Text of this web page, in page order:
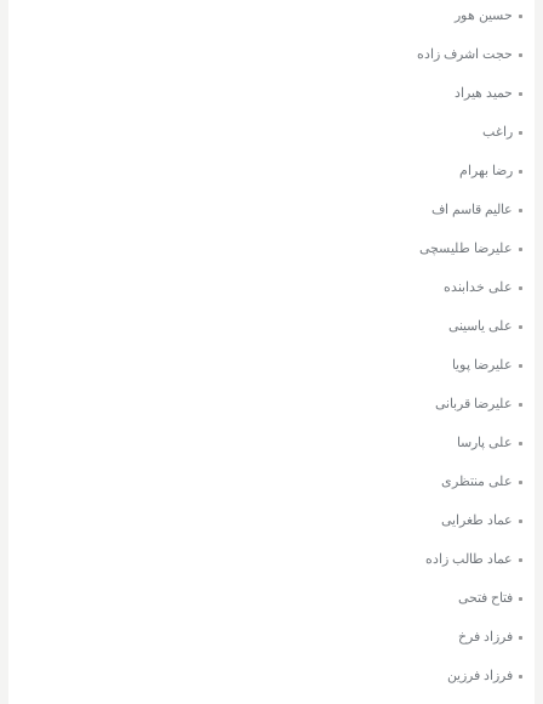
حسین هور
حجت اشرف زاده
حمید هیراد
راغب
رضا بهرام
عالیم قاسم اف
علیرضا طلیسچی
علی خدابنده
علی یاسینی
علیرضا پویا
علیرضا قربانی
علی پارسا
علی منتظری
عماد طغرایی
عماد طالب زاده
فتاح فتحی
فرزاد فرخ
فرزاد فرزین